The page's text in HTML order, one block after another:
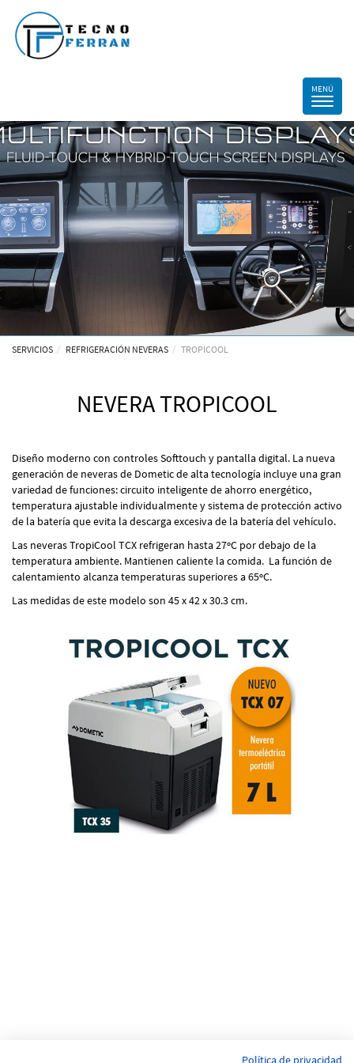
SERVICIOS REFRIGERACIÓN NEVERAS TROPICOOL
NEVERA TROPICOOL
Diseño moderno con controles Softtouch y pantalla digital. La nueva
generación de neveras de Dometic de alta tecnología incluye una gran
variedad de funciones: circuito inteligente de ahorro energético,
temperatura ajustable individualmente y sistema de protección activo
de la batería que evita la descarga excesiva de la batería del vehículo.
Las neveras TropiCool TCX refrigeran hasta 27ºC por debajo de la
temperatura ambiente. Mantienen caliente la comida. La función de
calentamiento alcanza temperaturas superiores a 65ºC.
Las medidas de este modelo son 45 x 42 x 30.3 cm.
Política de privacidad